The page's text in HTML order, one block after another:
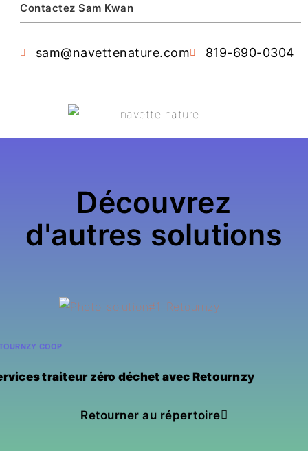
Contactez Sam Kwan
sam@navettenature.com 819-690-0304
Découvrez
d'autres solutions
COOP
traiteur zéro déchet avec Retournzy
Retourner au répertoire